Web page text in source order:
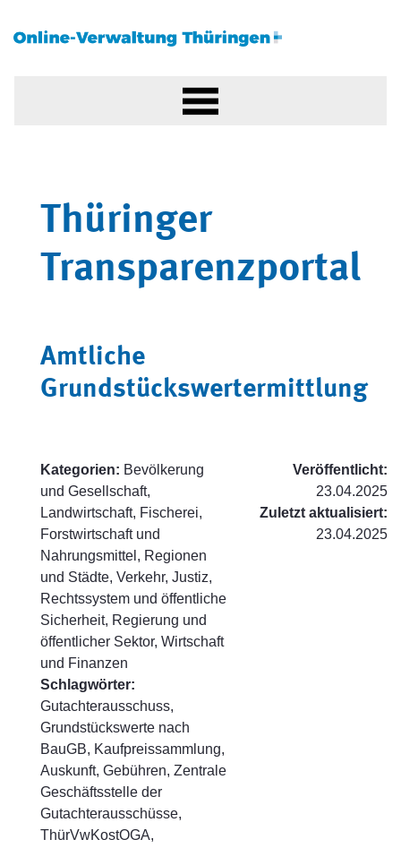
Thüringer
Transparenzportal
Amtliche
Grundstückswertermittlung
Kategorien: Bevölkerung
und Gesellschaft,
Landwirtschaft, Fischerei,
Forstwirtschaft und
Nahrungsmittel, Regionen
und Städte, Verkehr, Justiz,
Rechtssystem und öffentliche
Sicherheit, Regierung und
öffentlicher Sektor, Wirtschaft
und Finanzen
Schlagwörter:
Gutachterausschuss,
Grundstückswerte nach
BauGB, Kaufpreissammlung,
Auskunft, Gebühren, Zentrale
Geschäftsstelle der
Gutachterausschüsse,
ThürVwKostOGA,
Veröffentlicht:
23.04.2025
Zuletzt aktualisiert:
23.04.2025